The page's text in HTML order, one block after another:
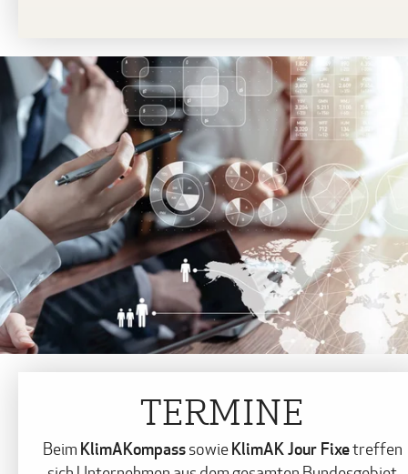
TERMINE
Beim KlimAKompasssowieKlimAK Jour Fixetreffen